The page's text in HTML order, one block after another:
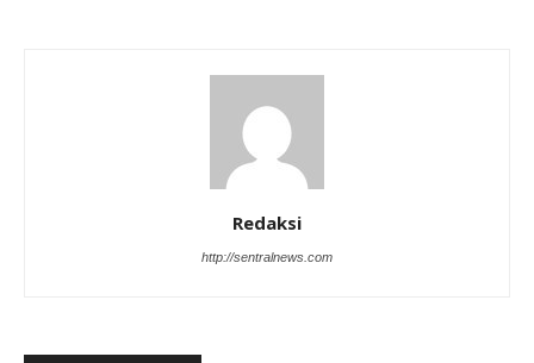
Redaksi
http://sentralnews.com